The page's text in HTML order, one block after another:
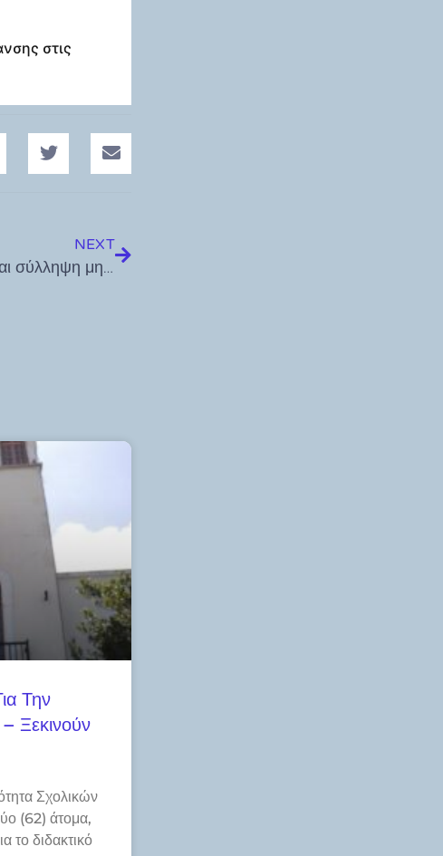
στις
NEXT
Σύλληψη αλλοδαπού για παράβαση Κ.Ο.Κ. και σύλληψη μη νόμιμου αλλοδαπού στην Κω
Την
Ξεκινούν
Σχολικών
(62) άτομα,
το διδακτικό